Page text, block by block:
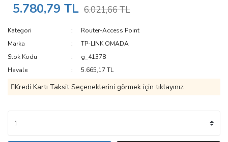
5.780,79 TL 6.021,66 TL
Kategori
Router-Access Point
Marka
TP-LINK OMADA
Stok Kodu
g_41378
Havale
5.665,17 TL
Kredi Kartı Taksit Seçeneklerini görmek için tıklayınız.